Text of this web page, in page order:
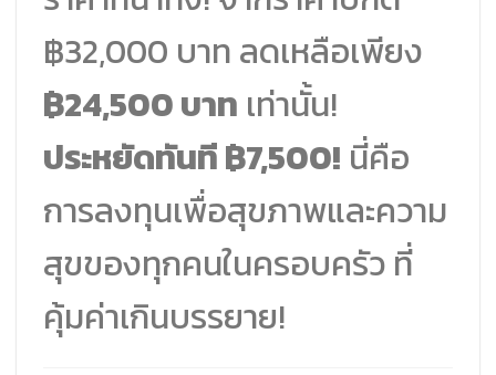
฿32,000 บาท ลดเหลือเพียง
฿24,500 บาท เท่านั้น!
ประหยัดทันที ฿7,500! นี่คือ
การลงทุนเพื่อสุขภาพและความ
สุขของทุกคนในครอบครัว ที่
คุ้มค่าเกินบรรยาย!